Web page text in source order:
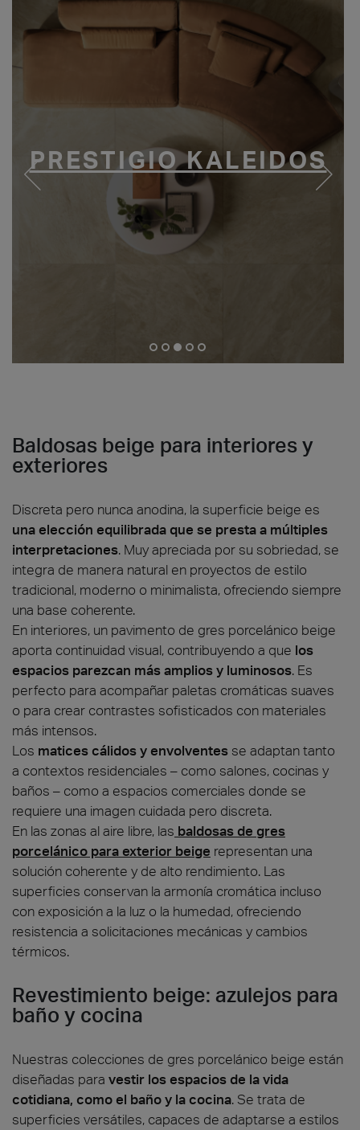
PRESTIGIO KALEIDOS
Baldosas beige para interiores y
exteriores
Discreta pero nunca anodina, la superficie beige es
una elección equilibrada que se presta a múltiples
interpretaciones. Muy apreciada por su sobriedad, se
integra de manera natural en proyectos de estilo
tradicional, moderno o minimalista, ofreciendo siempre
una base coherente.
En interiores, un pavimento de gres porcelánico beige
aporta continuidad visual, contribuyendo a que los
espacios parezcan más amplios y luminosos. Es
perfecto para acompañar paletas cromáticas suaves
o para crear contrastes sofisticados con materiales
más intensos.
Los matices cálidos y envolventes se adaptan tanto
a contextos residenciales – como salones, cocinas y
baños – como a espacios comerciales donde se
requiere una imagen cuidada pero discreta.
En las zonas al aire libre, las baldosas de gres
porcelánico para exterior beige representan una
solución coherente y de alto rendimiento. Las
superficies conservan la armonía cromática incluso
con exposición a la luz o la humedad, ofreciendo
resistencia a solicitaciones mecánicas y cambios
térmicos.
Revestimiento beige: azulejos para
baño y cocina
Nuestras colecciones de gres porcelánico beige están
diseñadas para vestir los espacios de la vida
cotidiana, como el baño y la cocina. Se trata de
superficies versátiles, capaces de adaptarse a estilos